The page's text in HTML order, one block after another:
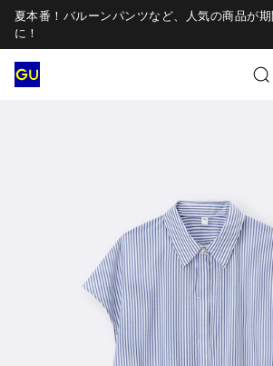
夏本番！バルーンパンツなど、人気の商品が
に！